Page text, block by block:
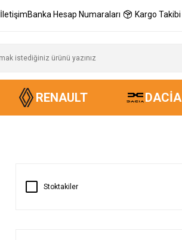
İletişimBanka Hesap Numaraları Kargo Takibi
RENAULT DACIA
Stoktakiler